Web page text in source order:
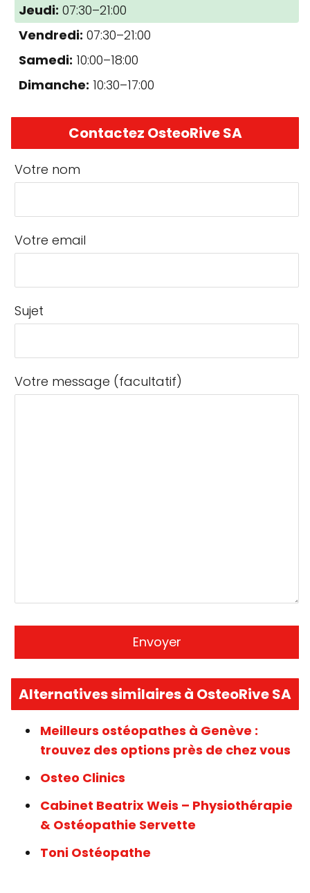
Jeudi: 07:30–21:00
Vendredi: 07:30–21:00
Samedi: 10:00–18:00
Dimanche: 10:30–17:00
Contactez OsteoRive SA
Votre nom
Votre email
Sujet
Votre message (facultatif)
Alternatives similaires à OsteoRive SA
Meilleurs ostéopathes à Genève :
trouvez des options près de chez vous
Osteo Clinics
Cabinet Beatrix Weis – Physiothérapie
& Ostéopathie Servette
Toni Ostéopathe